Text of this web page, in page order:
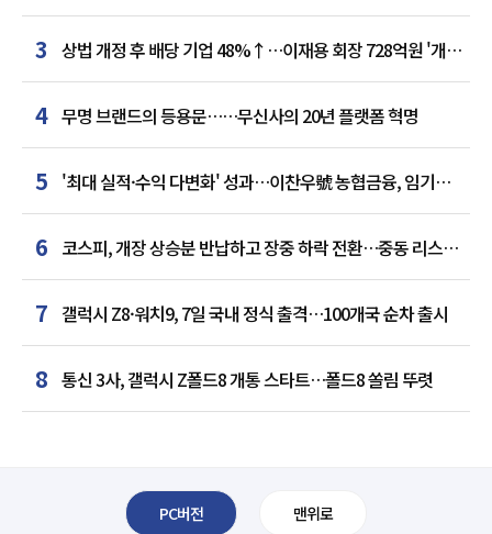
3
상법 개정 후 배당 기업 48%↑…이재용 회장 728억원 '개인
최다'
4 무명 브랜드의 등용문……무신사의 20년 플랫폼 혁명
5 '최대 실적·수익 다변화' 성과…이찬우號 농협금융, 임기
말년 성장 박차
6 코스피, 개장 상승분 반납하고 장중 하락 전환…중동 리스크·
美 경계감
7 갤럭시 Z8·워치9, 7일 국내 정식 출격…100개국 순차 출시
8 통신 3사, 갤럭시 Z폴드8 개통 스타트…폴드8 쏠림 뚜렷
PC버전 맨위로